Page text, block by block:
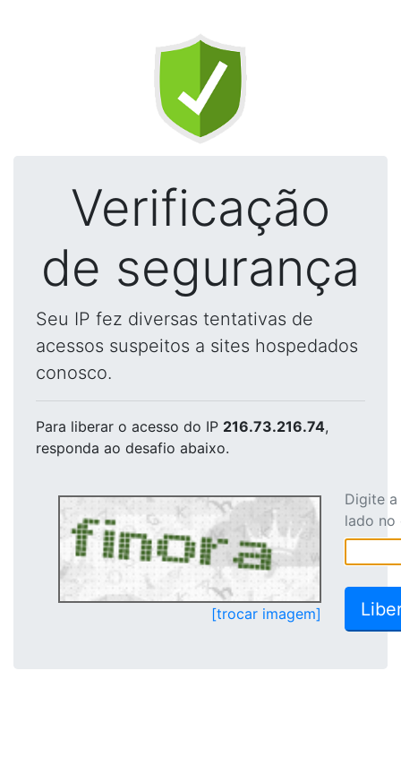
Verificação
de segurança
Seu IP fez diversas tentativas de
acessos suspeitos a sites hospedados
conosco.
Para liberar o acesso do IP 216.73.216.74,
responda ao desafio abaixo.
[trocar imagem]
Digite
lado no